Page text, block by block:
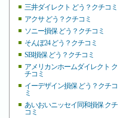
三井ダイレクト どう？クチコミ
アクサ どう？クチコミ
ソニー損保 どう？クチコミ
そんぽ24 どう？クチコミ
SBI損保 どう？クチコミ
アメリカンホームダイレクト ク
チコミ
イーデザイン損保 どう？クチコ
ミ
あいおいニッセイ同和損保 クチ
コミ